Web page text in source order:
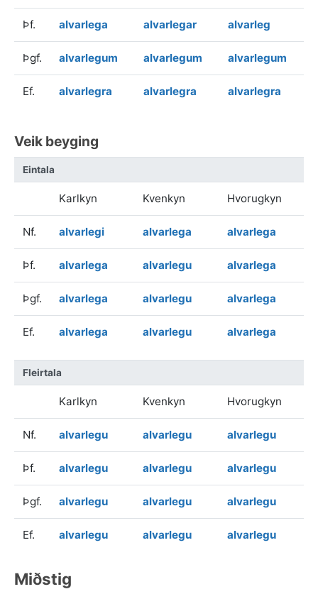
Þf. alvarlega alvarlegar alvarleg
Þgf. alvarlegum alvarlegum alvarlegum
Ef. alvarlegra alvarlegra alvarlegra
Veik beyging
Eintala
Karlkyn Kvenkyn Hvorugkyn
Nf. alvarlegi alvarlega alvarlega
Þf. alvarlega alvarlegu alvarlega
Þgf. alvarlega alvarlegu alvarlega
Ef. alvarlega alvarlegu alvarlega
Fleirtala
Karlkyn Kvenkyn Hvorugkyn
Nf. alvarlegu alvarlegu alvarlegu
Þf. alvarlegu alvarlegu alvarlegu
Þgf. alvarlegu alvarlegu alvarlegu
Ef. alvarlegu alvarlegu alvarlegu
Miðstig